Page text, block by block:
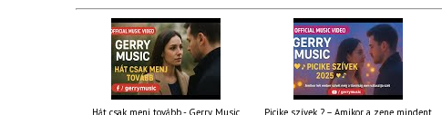
Hát csak menj tovább - Gerry Music Picike szívek ? – Amikor a zene mindent